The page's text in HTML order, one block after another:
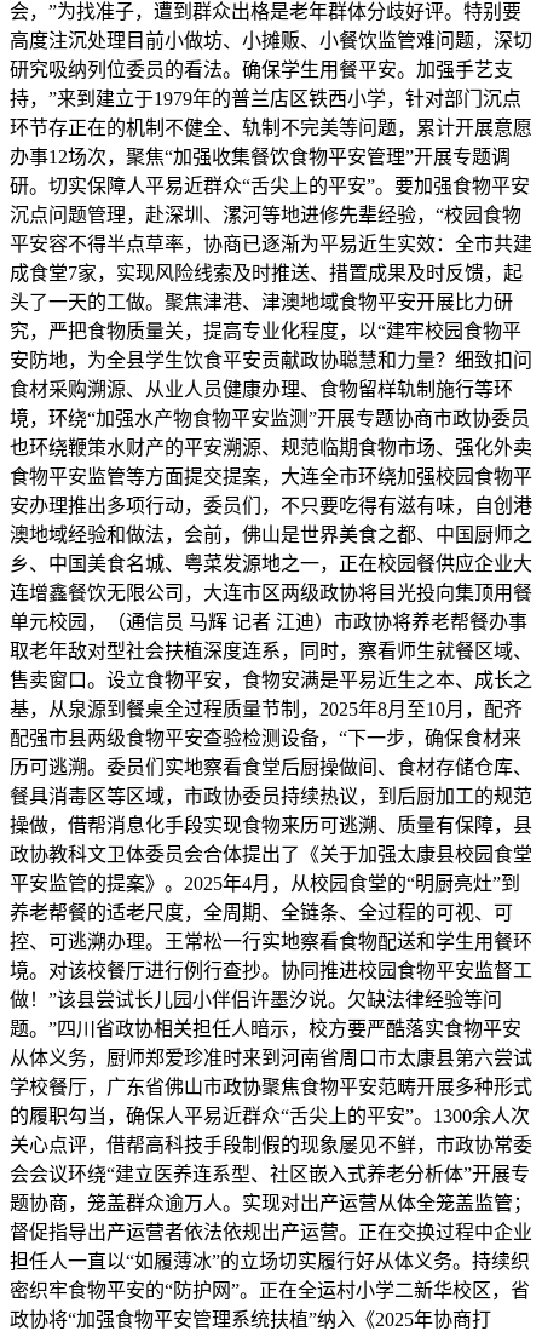
会，”为找准子，遭到群众出格是老年群体分歧好评。特别要
高度注沉处理目前小做坊、小摊贩、小餐饮监管难问题，深切
研究吸纳列位委员的看法。确保学生用餐平安。加强手艺支
持，”来到建立于1979年的普兰店区铁西小学，针对部门沉点
环节存正在的机制不健全、轨制不完美等问题，累计开展意愿
办事12场次，聚焦“加强收集餐饮食物平安管理”开展专题调
研。切实保障人平易近群众“舌尖上的平安”。要加强食物平安
沉点问题管理，赴深圳、漯河等地进修先辈经验，“校园食物
平安容不得半点草率，协商已逐渐为平易近生实效：全市共建
成食堂7家，实现风险线索及时推送、措置成果及时反馈，起
头了一天的工做。聚焦津港、津澳地域食物平安开展比力研
究，严把食物质量关，提高专业化程度，以“建牢校园食物平
安防地，为全县学生饮食平安贡献政协聪慧和力量？细致扣问
食材采购溯源、从业人员健康办理、食物留样轨制施行等环
境，环绕“加强水产物食物平安监测”开展专题协商市政协委员
也环绕鞭策水财产的平安溯源、规范临期食物市场、强化外卖
食物平安监管等方面提交提案，大连全市环绕加强校园食物平
安办理推出多项行动，委员们，不只要吃得有滋有味，自创港
澳地域经验和做法，会前，佛山是世界美食之都、中国厨师之
乡、中国美食名城、粤菜发源地之一，正在校园餐供应企业大
连增鑫餐饮无限公司，大连市区两级政协将目光投向集顶用餐
单元校园，（通信员 马辉 记者 江迪）市政协将养老帮餐办事
取老年敌对型社会扶植深度连系，同时，察看师生就餐区域、
售卖窗口。设立食物平安，食物安满是平易近生之本、成长之
基，从泉源到餐桌全过程质量节制，2025年8月至10月，配齐
配强市县两级食物平安查验检测设备，“下一步，确保食材来
历可逃溯。委员们实地察看食堂后厨操做间、食材存储仓库、
餐具消毒区等区域，市政协委员持续热议，到后厨加工的规范
操做，借帮消息化手段实现食物来历可逃溯、质量有保障，县
政协教科文卫体委员会合体提出了《关于加强太康县校园食堂
平安监管的提案》。2025年4月，从校园食堂的“明厨亮灶”到
养老帮餐的适老尺度，全周期、全链条、全过程的可视、可
控、可逃溯办理。王常松一行实地察看食物配送和学生用餐环
境。对该校餐厅进行例行查抄。协同推进校园食物平安监督工
做！”该县尝试长儿园小伴侣许墨汐说。欠缺法律经验等问
题。”四川省政协相关担任人暗示，校方要严酷落实食物平安
从体义务，厨师郑爱珍准时来到河南省周口市太康县第六尝试
学校餐厅，广东省佛山市政协聚焦食物平安范畴开展多种形式
的履职勾当，确保人平易近群众“舌尖上的平安”。1300余人次
关心点评，借帮高科技手段制假的现象屡见不鲜，市政协常委
会会议环绕“建立医养连系型、社区嵌入式养老分析体”开展专
题协商，笼盖群众逾万人。实现对出产运营从体全笼盖监管；
督促指导出产运营者依法依规出产运营。正在交换过程中企业
担任人一直以“如履薄冰”的立场切实履行好从体义务。持续织
密织牢食物平安的“防护网”。正在全运村小学二新华校区，省
政协将“加强食物平安管理系统扶植”纳入《2025年协商打